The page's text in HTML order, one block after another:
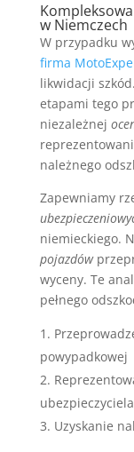
w Niemczech
W przypadku
firma
likwidacji
etapami tego
niezależnej
należnego
Zapewniamy
niemieckiego.
pojazdów
wyceny. Te
pełnego
powypadkowej
ubezpieczyciela
Uzyskanie